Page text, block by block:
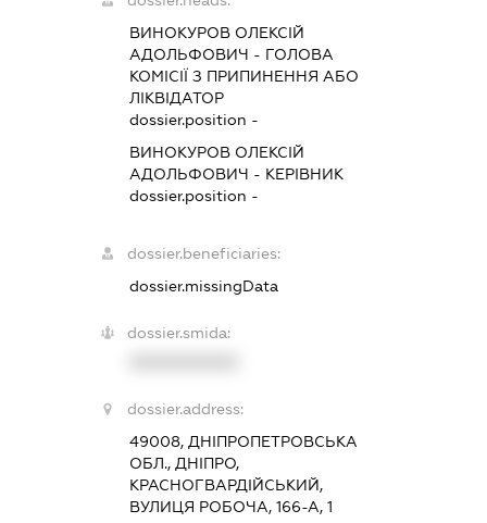
ВИНОКУРОВ ОЛЕКСІЙ
АДОЛЬФОВИЧ - ГОЛОВА
КОМІСІЇ З ПРИПИНЕННЯ АБО
ЛІКВІДАТОР
dossier.position -
ВИНОКУРОВ ОЛЕКСІЙ
АДОЛЬФОВИЧ - КЕРІВНИК
dossier.position -
dossier.beneficiaries:
dossier.missingData
dossier.smida:
dossier.address:
49008, ДНІПРОПЕТРОВСЬКА
ОБЛ., ДНІПРО,
КРАСНОГВАРДІЙСЬКИЙ,
ВУЛИЦЯ РОБОЧА, 166-А, 1